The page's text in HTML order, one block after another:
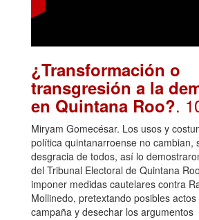
¿Transformación o
transgresión a la
en Quintana Roo?.
Miryam Gomecésar. Los usos y
política quintanarroense no cambian,
desgracia de todos, así lo
del Tribunal Electoral de Quintana
imponer medidas cautelares contra
Mollinedo, pretextando posibles
campaña y desechar los argumentos